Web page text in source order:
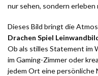
nur sehen, sondern erleben
Dieses Bild bringt die
Drachen Spiel
Ob als stilles Statement im
im Gaming-Zimmer oder
jedem Ort eine persönliche